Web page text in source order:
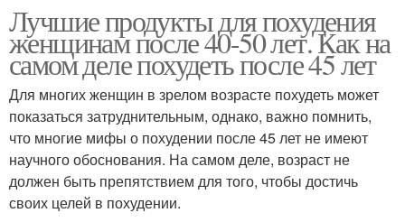
Лучшие продукты для похудения
женщинам после 40-50 лет. Как на
самом деле похудеть после 45 лет
Для многих женщин в зрелом возрасте похудеть может
показаться затруднительным, однако, важно помнить,
что многие мифы о похудении после 45 лет не имеют
научного обоснования. На самом деле, возраст не
должен быть препятствием для того, чтобы достичь
своих целей в похудении.